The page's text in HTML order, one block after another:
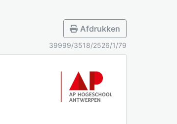
Afdrukken
39999/3518/2526/1/79